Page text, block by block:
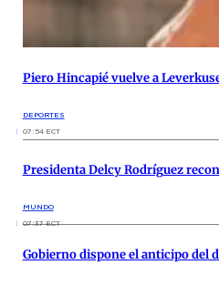
Piero Hincapié vuelve a
DEPORTES
07:54 ECT
Presidenta Delcy Rodríguez
MUNDO
07:37 ECT
Gobierno dispone el anticipo del